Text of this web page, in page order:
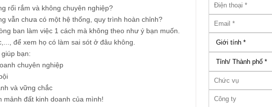
rối rắm và không chuyên nghiệp?
vẫn chưa có một hệ thống, quy trình hoàn chỉnh?
ban làm việc 1 cách mà không theo như ý bạn muốn.
để xem họ có làm sai sót ở đâu không.
giúp bạn:
chuyên nghiệp
và vững chắc
mảnh đất kinh doanh của mình!